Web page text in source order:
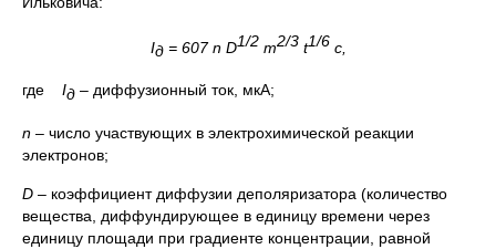
Iд= 607n D1/2 m2/3 t1/6 с,
где Iд – диффузионный ток, мкА;
n – число участвующих в электрохимической реакции
электронов;
D – коэффициент диффузии деполяризатора (количество
вещества, диффундирующее в единицу времени через
единицу площади при градиенте концентрации, равной